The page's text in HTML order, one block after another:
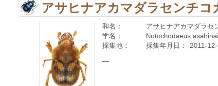
アサヒナアカマダラセンチコ
和名：
アサヒナアカマダラセ
学名：
Notochodaeus
採集地：
採集年月日： 2011-
—